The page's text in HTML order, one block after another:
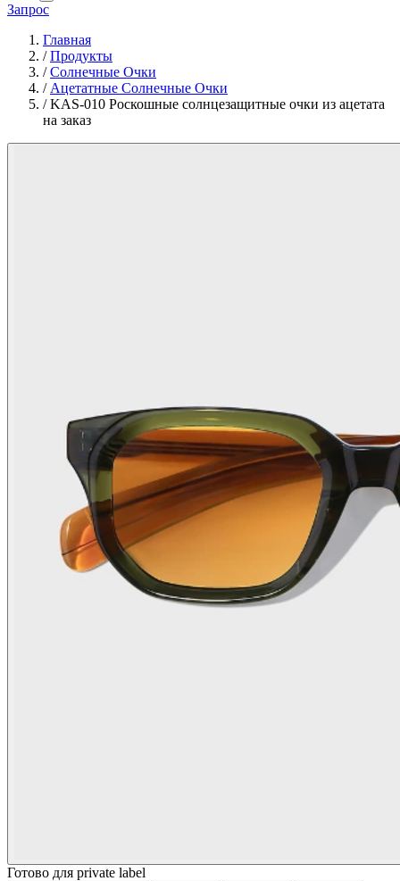
Запрос
Главная
/Продукты
/Солнечные Очки
/ Ацетатные Солнечные Очки
/KAS-010 Роскошные солнцезащитные очки из ацетата
на заказ
Готово для private label